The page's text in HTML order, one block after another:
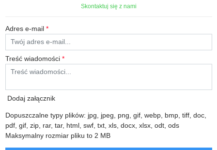
Skontaktuj się z nami
Adres e-mail *
Treść wiadomości *
Dodaj załącznik
Dopuszczalne typy plików: jpg, jpeg, png, gif, webp, bmp, tiff, doc,
pdf, gif, zip, rar, tar, html, swf, txt, xls, docx, xlsx, odt, ods
Maksymalny rozmiar pliku to 2 MB